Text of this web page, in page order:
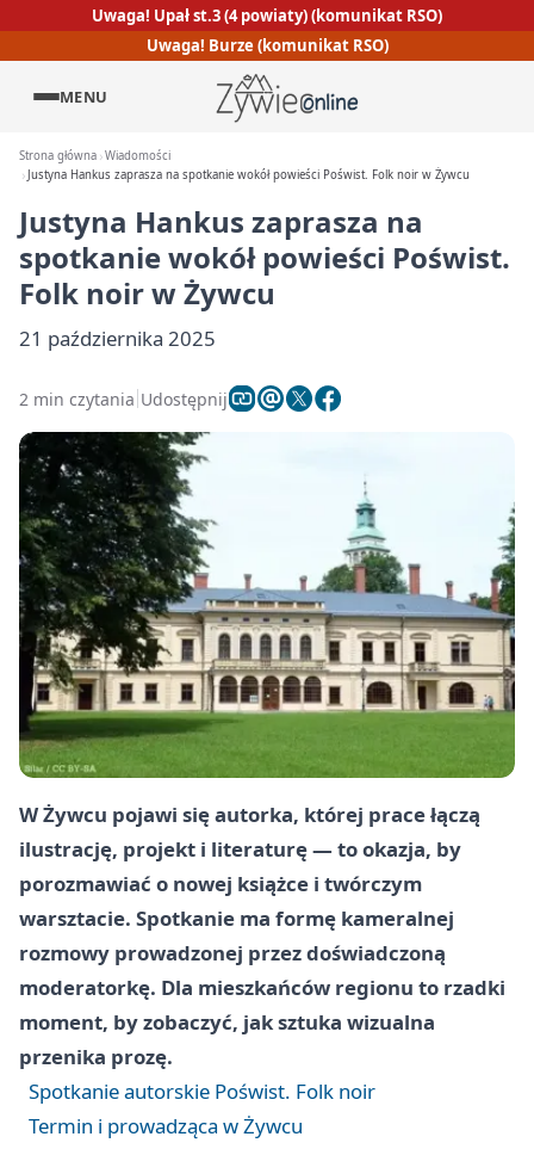
Uwaga! Upał st.3 (4 powiaty) (komunikat RSO)
Uwaga! Burze (komunikat RSO)
MENU
Strona główna Wiadomości
Justyna Hankus zaprasza na spotkanie wokół powieści Poświst. Folk noir w Żywcu
Justyna Hankus zaprasza na
spotkanie wokół powieści Poświst.
Folk noir w Żywcu
21 października 2025
2 min czytania Udostępnij
W Żywcu pojawi się autorka, której prace łączą
ilustrację, projekt i literaturę — to okazja, by
porozmawiać o nowej książce i twórczym
warsztacie. Spotkanie ma formę kameralnej
rozmowy prowadzonej przez doświadczoną
moderatorkę. Dla mieszkańców regionu to rzadki
moment, by zobaczyć, jak sztuka wizualna
przenika prozę.
Spotkanie autorskie Poświst. Folk noir
Termin i prowadząca w Żywcu